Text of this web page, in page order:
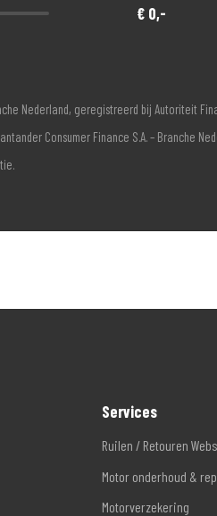
€ 0,-
Nederland, geregistreerd bij Autoriteit
Consumer Finance S.A. – Branche
Services
Ruilen / Retouren
Motor onderhoud &
Motorverzekering